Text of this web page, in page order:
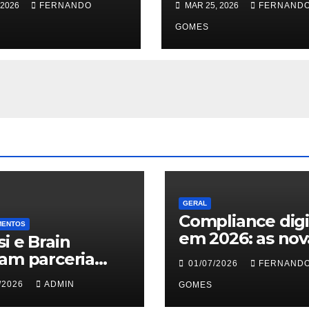
e
com
de
FERNANDO
Quimbanda
reacende debate
sobre limites do
MAR 25, 2026
GOMES
e Brain
parceria
ampliar
de
ADMIN
GERAL
Compliance
em 2026: as
regras do TSE
contra
o desafio
01/07/2026
GOMES